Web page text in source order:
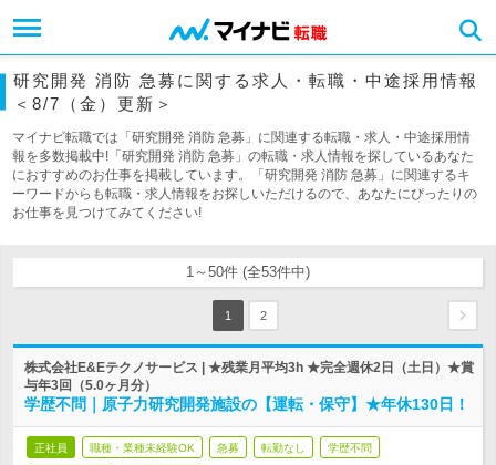
研究開発 消防 急募に関する求人・転職・中途採用情報
＜8/7（金）更新＞
マイナビ転職では「研究開発 消防 急募」に関連する転職・求人・中途採用情
報を多数掲載中!「研究開発 消防 急募」の転職・求人情報を探しているあなた
におすすめのお仕事を掲載しています。「研究開発 消防 急募」に関連するキ
ーワードからも転職・求人情報をお探しいただけるので、あなたにぴったりの
お仕事を見つけてみてください!
1～50件 (全53件中)
1 2
株式会社E&Eテクノサービス | ★残業月平均3h ★完全週休2日（土日）★賞
与年3回（5.0ヶ月分）
学歴不問｜原子力研究開発施設の【運転・保守】★年休130日！
正社員 職種・業種未経験OK 急募 転勤なし 学歴不問